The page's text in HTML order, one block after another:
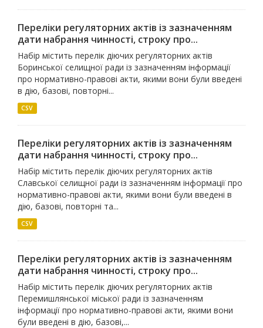
Переліки регуляторних актів із зазначенням
дати набрання чинності, строку про...
Набір містить перелік діючих регуляторних актів
Боринської селищної ради із зазначенням інформації
про нормативно-правові акти, якими вони були введені
в дію, базові, повторні...
CSV
Переліки регуляторних актів із зазначенням
дати набрання чинності, строку про...
Набір містить перелік діючих регуляторних актів
Славської селищної ради із зазначенням інформації про
нормативно-правові акти, якими вони були введені в
дію, базові, повторні та...
CSV
Переліки регуляторних актів із зазначенням
дати набрання чинності, строку про...
Набір містить перелік діючих регуляторних актів
Перемишлянської міської ради із зазначенням
інформації про нормативно-правові акти, якими вони
були введені в дію, базові,...